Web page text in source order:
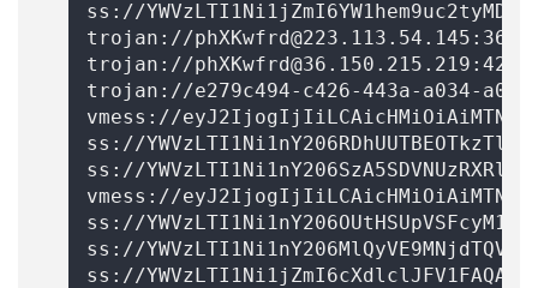
ss://
trojan://phXKwfrd@223.113.54.145
trojan://phXKwfrd@36.150.215.219
trojan://e279c494-c426-443a-a034-
vmess://
ss://
ss://
vmess://
ss://
ss://
ss://